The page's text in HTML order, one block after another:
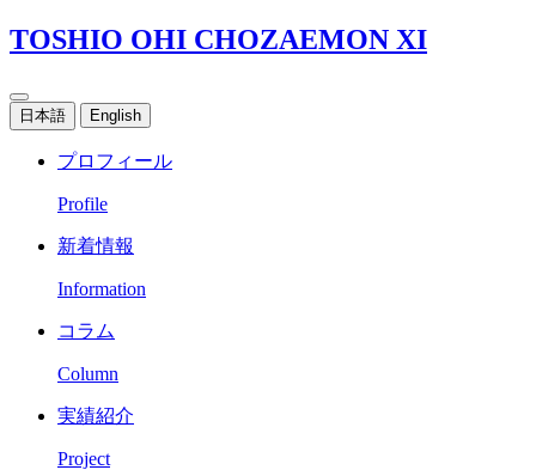
TOSHIO OHI CHOZAEMON XI
日本語 English
プロフィール
Profile
新着情報
Information
コラム
Column
実績紹介
Project